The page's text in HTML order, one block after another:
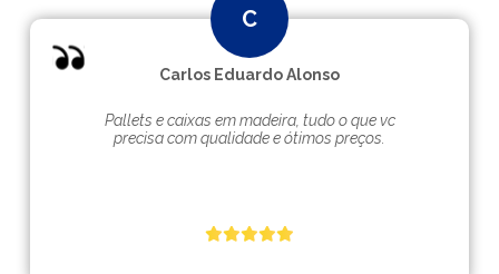
Carlos Eduardo Alonso
Pallets e caixas em madeira, tudo o que vc
precisa com qualidade e ótimos preços.